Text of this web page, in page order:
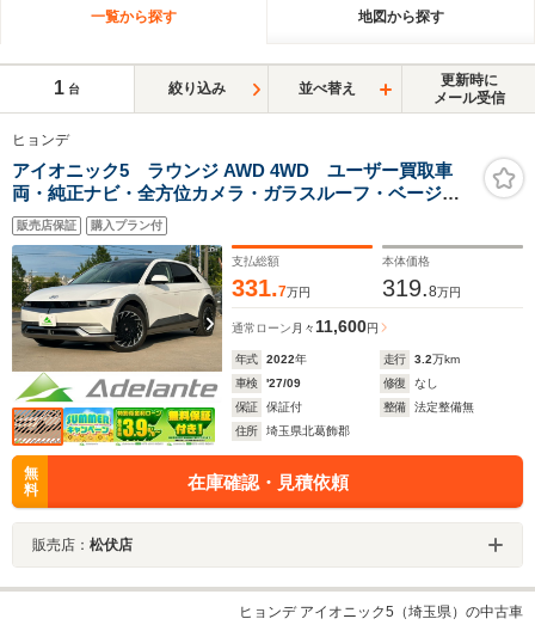
一覧から探す 地図から探す
1 台 絞り込み 並べ替え
更新時に
メール受信
ヒョンデ
アイオニック5 ラウンジ AWD 4WD ユーザー買取車
両・純正ナビ・全方位カメラ・ガラスルーフ・ベージュ
レザーシート・パワーバックドア・純正20インチアル
ミ・パワーシート・スマートキー・LEDヘッドライト・
ETC
販売店保証 購入プラン付
支払総額
331.7万円
本体価格
319.8万円
通常ローン 月々11,600円
年式 2022年 走行 3.2万km
車検
'27/09 修復
なし
保証
保証付 整備
法定整備無
住所
埼玉県北葛飾郡
無
料
在庫確認・見積依頼
販売店： 松伏店
ヒョンデ アイオニック5（埼玉県）の中古車